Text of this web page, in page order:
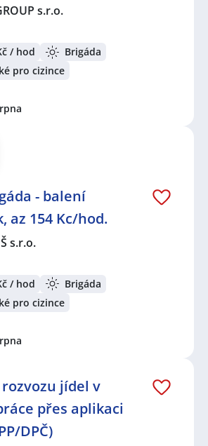
s.r.o.
/ hod
Brigáda
pro cizince
- balení
az 154 Kc/hod.
s.r.o.
/ hod
Brigáda
pro cizince
jídel v
přes aplikaci
DPČ)